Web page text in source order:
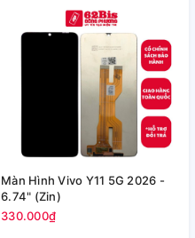
Màn Hình Vivo Y11 5G 2026 -
6.74" (Zin)
330.000₫